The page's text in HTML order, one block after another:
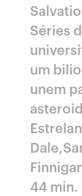
Séries
um
unem
44 min.